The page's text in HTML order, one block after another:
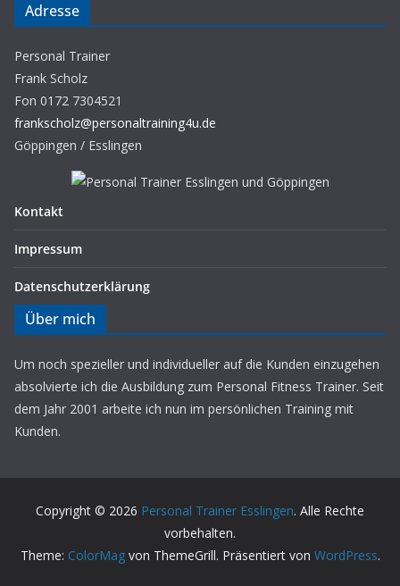
Adresse
Personal Trainer
Frank Scholz
Fon 0172 7304521
frankscholz@personaltraining4u.de
Göppingen / Esslingen
Kontakt
Impressum
Datenschutz­erklärung
Über mich
Um noch spezieller und individueller auf die Kunden einzugehen
absolvierte ich die Ausbildung zum Personal Fitness Trainer. Seit
dem Jahr 2001 arbeite ich nun im persönlichen Training mit
Kunden.
Copyright © 2026 Personal Trainer Esslingen. Alle Rechte
vorbehalten.
Theme: ColorMagvon ThemeGrill. Präsentiert von WordPress.